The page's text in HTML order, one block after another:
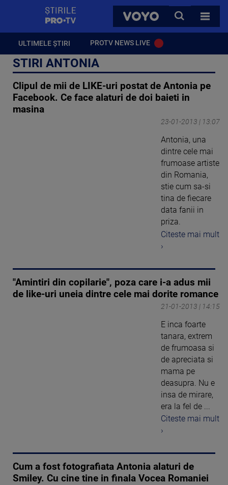
VOYO
CAUTA
TOATE
ULTIMELE ȘTIRI PROTV NEWS LIVE
STIRI ANTONIA
Clipul de mii de LIKE-uri postat de Antonia pe
Facebook. Ce face alaturi de doi baieti in
masina
23-01-2013 | 13:07
Antonia, una
dintre cele mai
frumoase artiste
din Romania,
stie cum sa-si
tina de fiecare
data fanii in
priza.
Citeste mai mult
›
"Amintiri din copilarie", poza care i-a adus mii
de like-uri uneia dintre cele mai dorite romance
21-01-2013 | 14:15
E inca foarte
tanara, extrem
de frumoasa si
de apreciata si
mama pe
deasupra. Nu e
insa de mirare,
era la fel de ...
Citeste mai mult
›
Cum a fost fotografiata Antonia alaturi de
Smiley. Cu cine tine in finala Vocea Romaniei